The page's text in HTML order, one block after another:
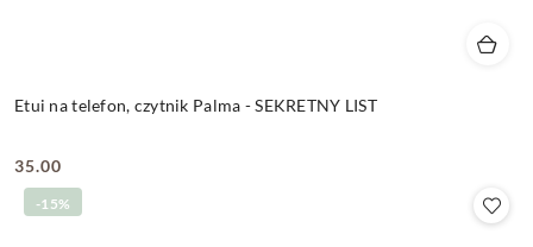
Etui na telefon, czytnik Palma - SEKRETNY LIST
Cena:
35.00
-15%